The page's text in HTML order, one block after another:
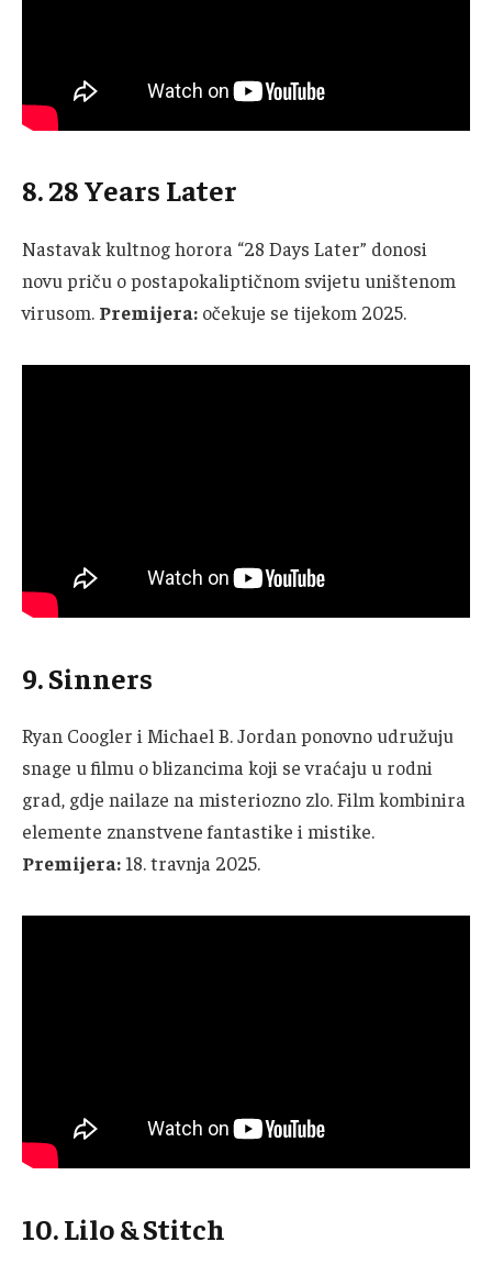
8. 28 Years Later
Nastavak kultnog horora “28 Days Later” donosi
novu priču o postapokaliptičnom svijetu uništenom
virusom. Premijera: očekuje se tijekom 2025.
9. Sinners
Ryan Coogler i Michael B. Jordan ponovno udružuju
snage u filmu o blizancima koji se vraćaju u rodni
grad, gdje nailaze na misteriozno zlo. Film kombinira
elemente znanstvene fantastike i mistike.
Premijera: 18. travnja 2025.
10. Lilo & Stitch